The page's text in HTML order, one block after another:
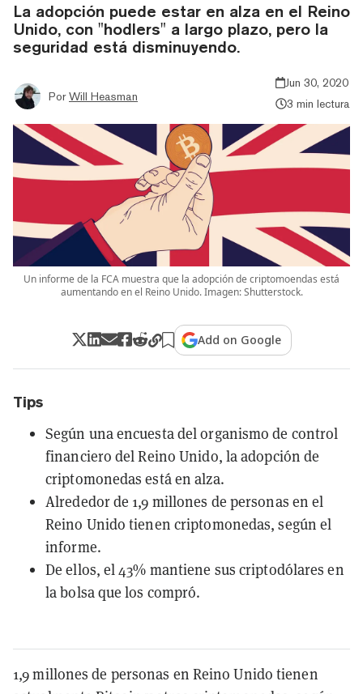
La adopción puede estar en alza en el Reino
Unido, con "hodlers" a largo plazo, pero la
seguridad está disminuyendo.
Por Will Heasman
Jun 30, 2020
3 min lectura
Un informe de la FCA muestra que la adopción de criptomoendas está
aumentando en el Reino Unido. Imagen: Shutterstock.
Add on Google
Tips
Según una encuesta del organismo de control
financiero del Reino Unido, la adopción de
criptomonedas está en alza.
Alrededor de 1,9 millones de personas en el
Reino Unido tienen criptomonedas, según el
informe.
De ellos, el 43% mantiene sus criptodólares en
la bolsa que los compró.
1,9 millones de personas en Reino Unido tienen